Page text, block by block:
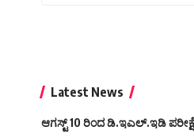
Latest News
ಆಗಸ್ಟ್ 10 ರಿಂದ ಡಿ.ಇಎಲ್.ಇಡಿ ಪರೀಕ್ಷೆ